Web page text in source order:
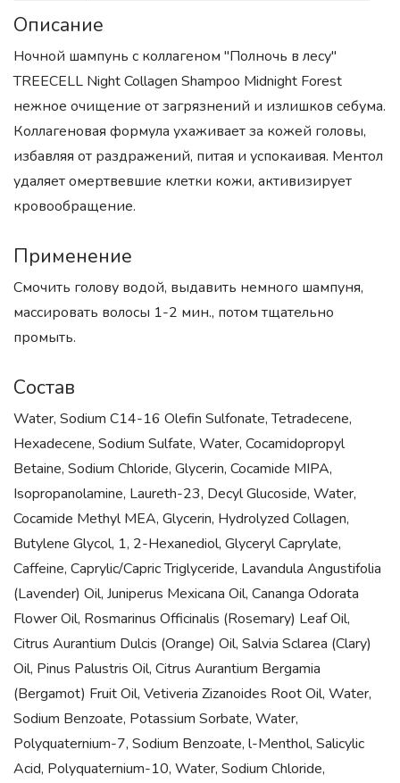
Описание
Ночной шампунь с коллагеном "Полночь в лесу"
TREECELL Night Collagen Shampoo Midnight Forest
нежное очищение от загрязнений и излишков себума.
Коллагеновая формула ухаживает за кожей головы,
избавляя от раздражений, питая и успокаивая. Ментол
удаляет омертвевшие клетки кожи, активизирует
кровообращение.
Применение
Смочить голову водой, выдавить немного шампуня,
массировать волосы 1-2 мин., потом тщательно
промыть.
Состав
Water, Sodium C14-16 Olefin Sulfonate, Tetradecene,
Hexadecene, Sodium Sulfate, Water, Cocamidopropyl
Betaine, Sodium Chloride, Glycerin, Cocamide MIPA,
Isopropanolamine, Laureth-23, Decyl Glucoside, Water,
Cocamide Methyl MEA, Glycerin, Hydrolyzed Collagen,
Butylene Glycol, 1, 2-Hexanediol, Glyceryl Caprylate,
Caffeine, Caprylic/Capric Triglyceride, Lavandula Angustifolia
(Lavender) Oil, Juniperus Mexicana Oil, Cananga Odorata
Flower Oil, Rosmarinus Officinalis (Rosemary) Leaf Oil,
Citrus Aurantium Dulcis (Orange) Oil, Salvia Sclarea (Clary)
Oil, Pinus Palustris Oil, Citrus Aurantium Bergamia
(Bergamot) Fruit Oil, Vetiveria Zizanoides Root Oil, Water,
Sodium Benzoate, Potassium Sorbate, Water,
Polyquaternium-7, Sodium Benzoate, l-Menthol, Salicylic
Acid, Polyquaternium-10, Water, Sodium Chloride,